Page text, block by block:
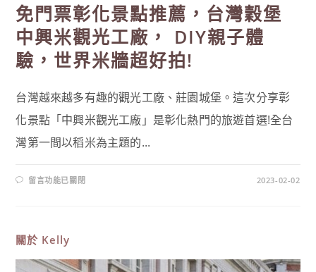
免門票彰化景點推薦，台灣穀堡
中興米觀光工廠， DIY親子體
驗，世界米牆超好拍!
台灣越來越多有趣的觀光工廠、莊園城堡。這次分享彰
化景點「中興米觀光工廠」是彰化熱門的旅遊首選!全台
灣第一間以稻米為主題的...
在
〈免
景
點
薦，
留言功能已關閉 2023-02-02
關於 Kelly